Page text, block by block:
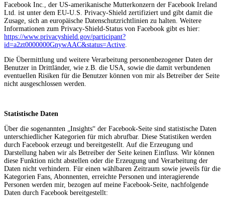
Facebook Inc., der US-amerikanische Mutterkonzern der Facebook Ireland
Ltd. ist unter dem EU-U.S. Privacy-Shield zertifiziert und gibt damit die
Zusage, sich an europäische Datenschutzrichtlinien zu halten. Weitere
Informationen zum Privacy-Shield-Status von Facebook gibt es hier:
https://www.privacyshield.gov/participant?
id=a2zt0000000GnywAAC&status=Active
Die Übermittlung und weitere Verarbeitung personenbezogener Daten der
Benutzer in Drittländer, wie z.B. die USA, sowie die damit verbundenen
eventuellen Risiken für die Benutzer können von mir als Betreiber der Seite
nicht ausgeschlossen werden.
Statistische Daten
Über die sogenannten „Insights“ der Facebook-Seite sind statistische Daten
unterschiedlicher Kategorien für mich abrufbar. Diese Statistiken werden
durch Facebook erzeugt und bereitgestellt. Auf die Erzeugung und
Darstellung haben wir als Betreiber der Seite keinen Einfluss. Wir können
diese Funktion nicht abstellen oder die Erzeugung und Verarbeitung der
Daten nicht verhindern. Für einen wählbaren Zeitraum sowie jeweils für die
Kategorien Fans, Abonnenten, erreichte Personen und interagierende
Personen werden mir, bezogen auf meine Facebook-Seite, nachfolgende
Daten durch Facebook bereitgestellt: